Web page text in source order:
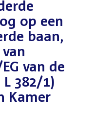
op een
baan,
van de
L 382/1)
Kamer